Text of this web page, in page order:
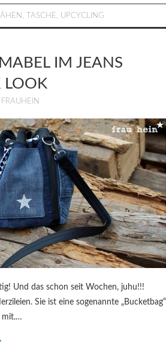
TASCHE UPCYCLING
IM JEANS
LOOK
FRAUHEIN
Und das schon seit Wochen, juhu!!!
Sie ist eine sogenannte „Bucketbag“
mit.…